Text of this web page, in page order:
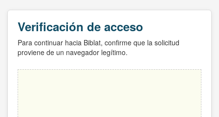
Verificación de acceso
Para continuar hacia Biblat, confirme que la solicitud
proviene de un navegador legítimo.